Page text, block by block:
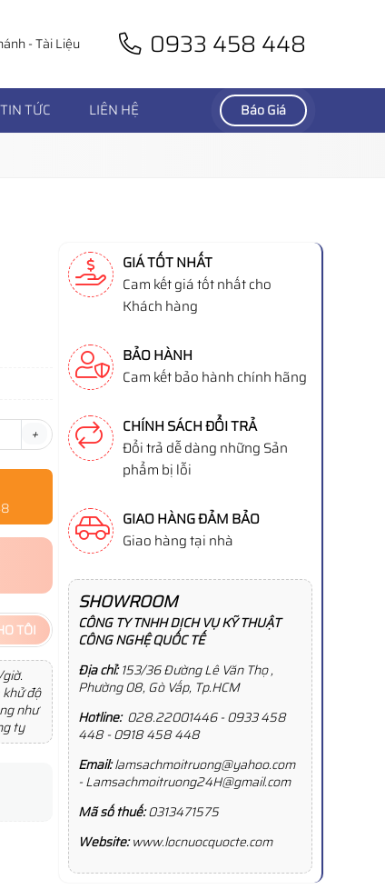
-Tài Liệu 0933 458 448
TIN TỨC LIÊN HỆ Báo Giá
+
TÔI
độ
như
ty
GIÁ TỐT NHẤT
Cam kết giá tốt nhất cho
Khách hàng
BẢO HÀNH
Cam kết bảo hành chính hãng
CHÍNH SÁCH ĐỔI TRẢ
Đổi trả dễ dàng những Sản
phẩm bị lỗi
GIAO HÀNG ĐẢM BẢO
Giao hàng tại nhà
SHOWROOM
CÔNG TY TNHH DỊCH VỤ KỸ THUẬT
CÔNG NGHỆ QUỐC TẾ
Địa chỉ: 153/36 Đường Lê Văn Thọ ,
Phường 08, Gò Vấp, Tp.HCM
Hotline: 028.22001446 - 0933 458
448 - 0918 458 448
Email:lamsachmoitruong@yahoo.com
- Lamsachmoitruong24H@gmail.com
Mã số thuế:0313471575
Website: www.locnuocquocte.com